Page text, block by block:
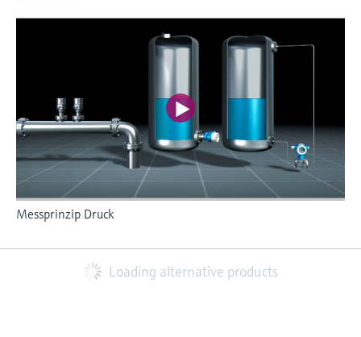
Messprinzip Druck
Loading alternative products